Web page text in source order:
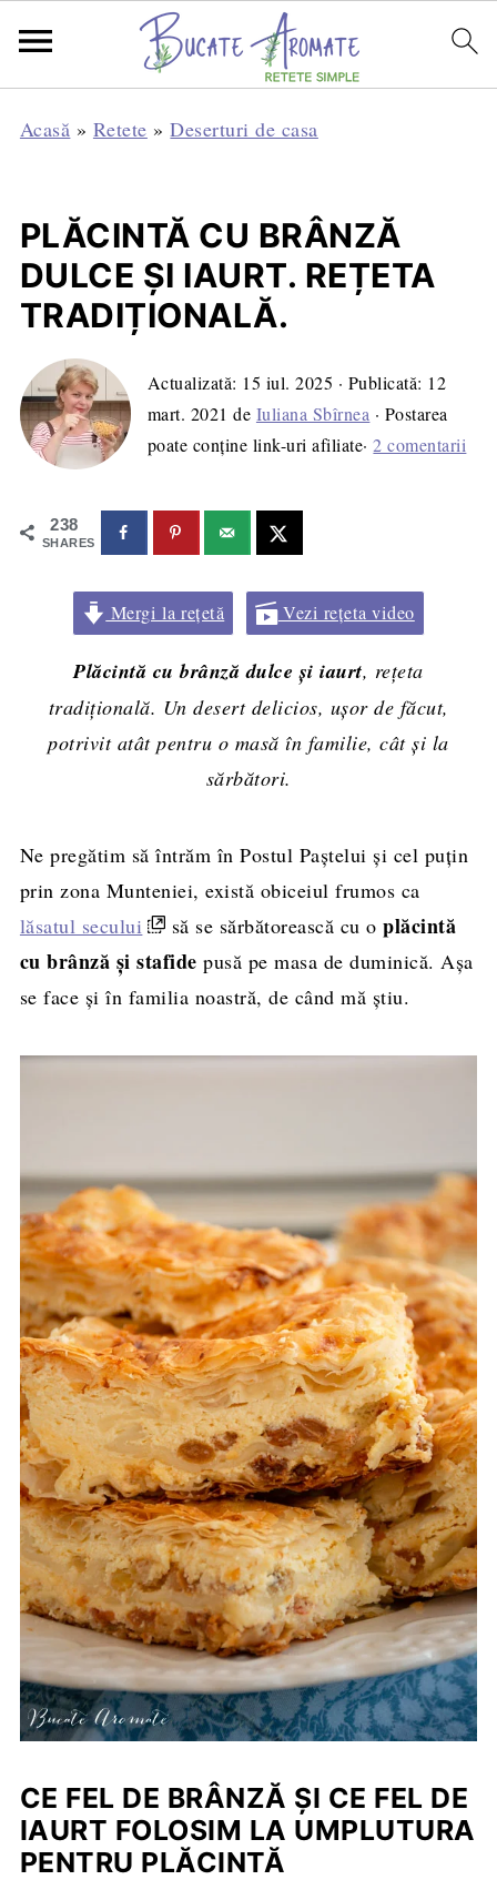
Acasă » Retete »Deserturi de casa
PLĂCINTĂ CU BRÂNZĂ
DULCE ȘI IAURT. REȚETA
TRADIȚIONALĂ.
Actualizată: 15 iul. 2025 · Publicată: 12
mart. 2021 de Iuliana Sbîrnea · Postarea
poate conține link-uri afiliate·2 comentarii
238
SHARES
Mergi la rețetă Vezi rețeta video
Plăcintă cu brânză dulce și iaurt, rețeta
tradițională. Un desert delicios, ușor de făcut,
potrivit atât pentru o masă în familie, cât și la
sărbători.
Ne pregătim să întrăm în Postul Paștelui și cel puțin
prin zona Munteniei, există obiceiul frumos ca
lăsatul secului
să se sărbătorească cu oplăcintă
cu brânză și stafide pusă pe masa de duminică. Așa
se face și în familia noastră, de când mă știu.
CE FEL DE BRÂNZĂ ȘI CE FEL DE
IAURT FOLOSIM LA UMPLUTURA
PENTRU PLĂCINTĂ